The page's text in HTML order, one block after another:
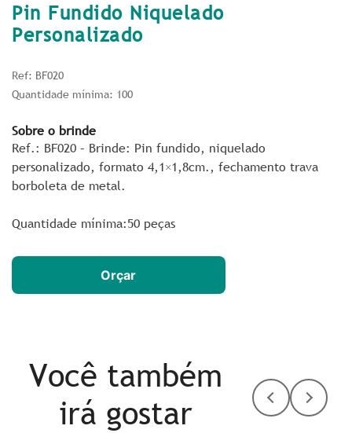
Pin Fundido Niquelado
Personalizado
Ref: BF020
Quantidade mínima: 100
Sobre o brinde
Ref.: BF020 – Brinde: Pin fundido, niquelado
personalizado, formato 4,1×1,8cm., fechamento trava
borboleta de metal.
Quantidade mínima:50 peças
Orçar
Você também
irá gostar